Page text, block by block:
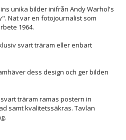
unika bilder inifrån Andy Warhol's
Nat var en fotojournalist som
1964.
svart träram eller enbart
dess design och ger bilden
träram ramas postern in
samt kvalitetssäkras. Tavlan